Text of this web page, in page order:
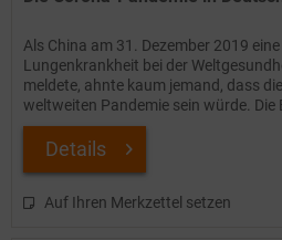
Als China am 31. Dezember 2019
Lungenkrankheit bei der
meldete, ahnte kaum jemand, dass
weltweiten Pandemie sein würde. Die
chinesischen Wuhan...
Details
Auf Ihren Merkzettel setzen